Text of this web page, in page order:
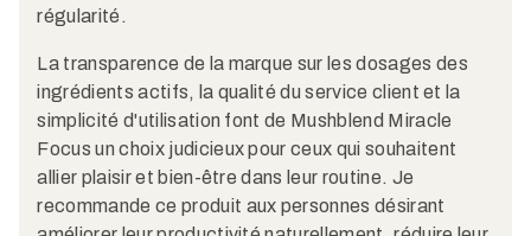
régularité.
La transparence de la marque sur les dosages des
ingrédients actifs, la qualité du service client et la
simplicité d'utilisation font de Mushblend Miracle
Focus un choix judicieux pour ceux qui souhaitent
allier plaisir et bien-être dans leur routine. Je
recommande ce produit aux personnes désirant